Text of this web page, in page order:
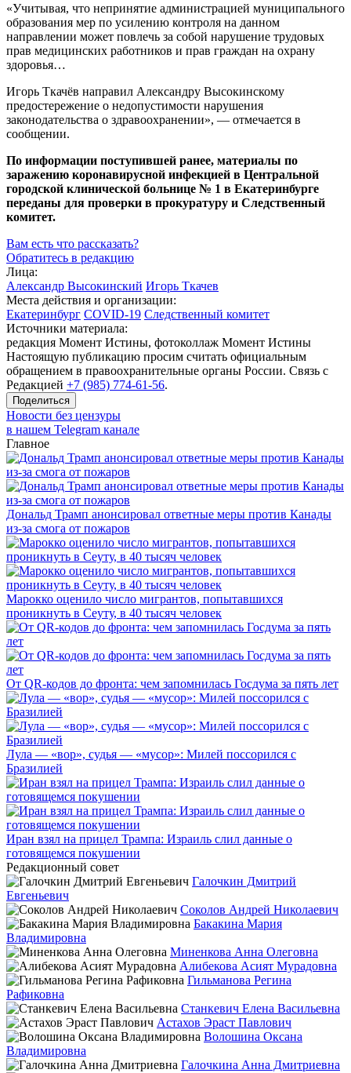
«Учитывая, что непринятие администрацией муниципального
образования мер по усилению контроля на данном
направлении может повлечь за собой нарушение трудовых
прав медицинских работников и прав граждан на охрану
здоровья…
Игорь Ткачёв направил Александру Высокинскому
предостережение о недопустимости нарушения
законодательства о здравоохранении», — отмечается в
сообщении.
По информации поступившей ранее, материалы по
заражению коронавирусной инфекцией в Центральной
городской клинической больнице № 1 в Екатеринбурге
переданы для проверки в прокуратуру и Следственный
комитет.
Вам есть что рассказать?
Обратитесь в редакцию
Лица:
Александр Высокинский Игорь Ткачев
Места действия и организации:
Екатеринбург COVID-19 Следственный комитет
Источники материала:
редакция Момент Истины, фотоколлаж Момент Истины
Настоящую публикацию просим считать официальным
обращением в правоохранительные органы России. Связь с
Редакцией +7 (985) 774-61-56.
Поделиться
Новости без цензуры
в нашем Telegram канале
Главное
Дональд Трамп анонсировал ответные меры против Канады
из-за смога от пожаров
Марокко оценило число мигрантов, попытавшихся
проникнуть в Сеуту, в 40 тысяч человек
От QR-кодов до фронта: чем запомнилась Госдума за пять лет
Лула — «вор», судья — «мусор»: Милей поссорился с
Бразилией
Иран взял на прицел Трампа: Израиль слил данные о
готовящемся покушении
Редакционный совет
Галочкин Дмитрий
Евгеньевич
Соколов Андрей Николаевич
Бакакина Мария
Владимировна
Миненкова Анна Олеговна
Алибекова Асият Мурадовна
Гильманова Регина
Рафиковна
Станкевич Елена Васильевна
Астахов Эраст Павлович
Волошина Оксана
Владимировна
Галочкина Анна Дмитриевна